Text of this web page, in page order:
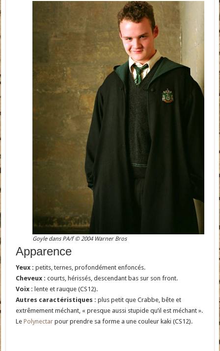
Goyle dans PA/f © 2004 Warner Bros
Apparence
Yeux : petits, ternes, profondément enfoncés.
Cheveux : courts, hérissés, descendant bas sur son front.
Voix : lente et rauque (CS12).
Autres caractéristiques : plus petit que Crabbe, bête et
extrêmement méchant, « presque aussi stupide qu’il est méchant ».
LePolynectar pour prendre sa forme a une couleur kaki (CS12).